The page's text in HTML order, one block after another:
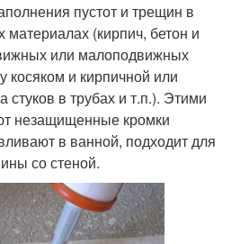
пустот и трещин в
материалах (кирпич, бетон и
или малоподвижных
и кирпичной или
стуков в трубах и т.п.). Этими
незащищенные кромки
в ванной, подходит для
со стеной.